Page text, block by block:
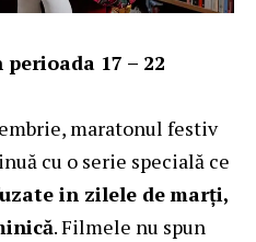
17 – 22
maratonul festiv
cu o serie specială ce
in zilele demarți,
. Filmele nu spun